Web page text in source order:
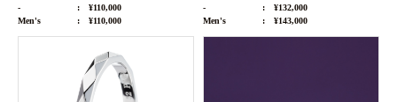
-
¥110,000
Men's
¥110,000
-
¥132,000
Men's
¥143,000